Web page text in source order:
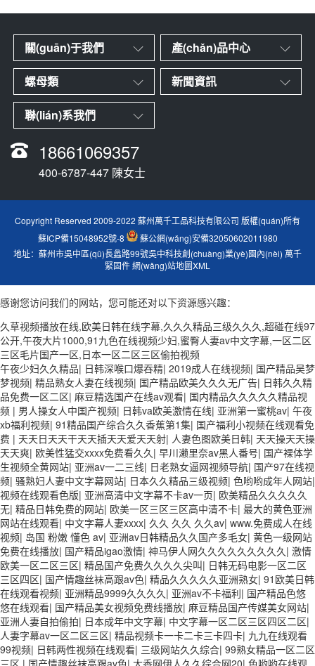
關(guān)于我們 產(chǎn)品中心
螺母類 新聞資訊
聯(lián)系我們
18661069357
400-6787-447 陳女士
Copyright Reserved 2009-2022 蘇州萬千工品科技有限公司 版權(quán)所有
蘇ICP備15048952號-8
蘇公網(wǎng)安備32050602011980
地址：蘇州市吳中區(qū)長蠡路99號吳中科技創(chuàng)業(yè)園內(nèi) 萬千
緊固件網(wǎng)站地圖XML
感谢您访问我们的网站，您可能还对以下资源感兴趣：
久草视频播放在线,欧美日韩在线字幕,久久久精品三级久久久,超碰在线97
公开,午夜大片1000,91九色在线视频少妇,蜜臀人妻av中文字幕,一区二区
三区毛片国产一区,日本一区二区三区偷拍视频
午夜少妇久久精品| 日韩深喉口爆吞精| 2019成人在线视频| 国产精品吴梦
梦视频| 精品熟女人妻在线视频| 国产精品欧美久久久无广告| 日韩久久精
品免费一区二区| 麻豆精选国产在线av观看| 国内精品久久久久久精品视
频 | 男人操女人中国产视频| 日韩va欧美激情在线| 亚洲第一蜜桃av| 午夜
xb福利视频| 91精品国产综合久久香蕉第1集| 国产福利小视频在线观看免
费 | 天天日天天干天天插天天爱天天射| 人妻色图欧美日韩| 天天操天天操
天天爽| 欧美性猛交xxxx免费看久久 | 早川濑里奈av黑人番号| 国产裸体学
生视频全黄网站| 亚洲av一二三线| 日老熟女逼网视频导航| 国产97在线视
频| 骚熟妇人妻中文字幕网站| 日本久久精品三级视频| 色哟哟成年人网站|
视频在线观看色版| 亚洲高清中文字幕不卡av一页| 欧美精品久久久久久
无| 精品日韩免费的网站| 欧美一区三区三区高中清不卡| 最大的黄色亚洲
网站在线观看| 中文字幕人妻xxxx| 久久 久久 久久av| www.免费成人在线
视频| 岛国 粉嫩 懂色 av| 亚洲av日韩精品久久国产多毛女| 黄色一级网站
免费在线播放| 国产精品igao激情| 神马伊人网久久久久久久久久久 | 激情
欧美一区二区三区| 精品国产免费久久久久尖叫| 日韩无码电影一区二区
三区四区| 国产情趣丝袜高跟av色| 精品久久久久久亚洲熟女| 91欧美日韩
在线观看视频| 亚洲精品9999久久久久 | 亚洲av不卡福利| 国产精品色悠
悠在线观看| 国产精品美女视频免费线播放| 麻豆精品国产传媒美女网站|
亚洲人妻自拍偷拍| 日本成年中文字幕| 中文字幕一区二区三区四区二区|
人妻字幕av一区二区三区| 精品视频卡一卡二卡三卡四卡| 九九在线观看
99视频| 日韩两性视频在线观看| 三级网站久久综合| 99熟女精品一区二区
三区 | 国产情趣丝袜高跟av色| 大香网伊人久久综合网20| 色哟哟在线观